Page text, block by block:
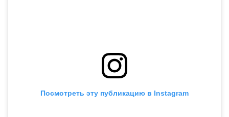
Посмотреть эту публикацию в Instagram